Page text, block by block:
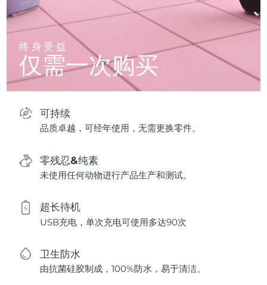
终身受益
仅需一次购买
可持续
品质卓越，可经年使用，无需更换零件。
零残忍&纯素
未使用任何动物进行产品生产和测试。
超长待机
USB充电，单次充电可使用多达90次
卫生防水
由抗菌硅胶制成，100%防水，易于清洁。